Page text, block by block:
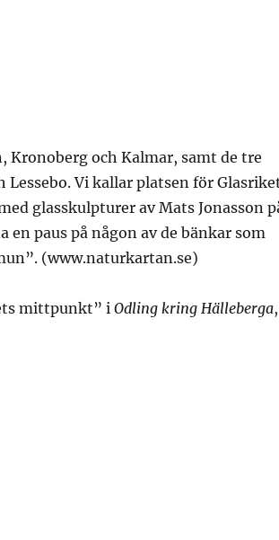
Kronoberg och Kalmar, samt de tre
Vi kallar platsen för
glasskulpturer av Mats Jonasson
en paus på någon av de bänkar som
(www.naturkartan.se)
mittpunkt” i Odling kring Hälleberga,